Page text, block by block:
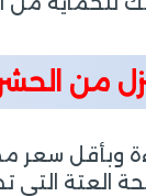
من
وبأقل سعر
التي